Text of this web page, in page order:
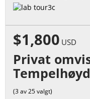
$1,800 USD
Privat
(3 av 25 valgt)